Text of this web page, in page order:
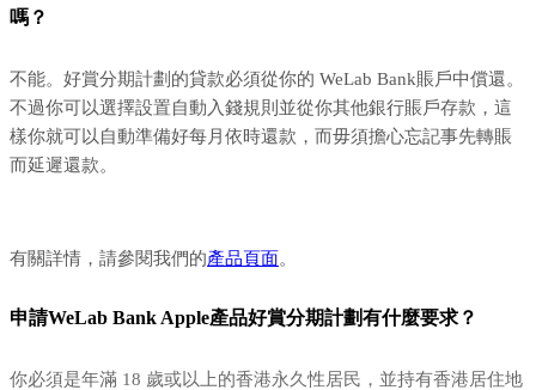
嗎？
不能。好賞分期計劃的貸款必須從你的 WeLab Bank賬戶中償還。
不過你可以選擇設置自動入錢規則並從你其他銀行賬戶存款，這
樣你就可以自動準備好每月依時還款，而毋須擔心忘記事先轉賬
而延遲還款。
有關詳情，請參閱我們的產品頁面。
申請WeLab Bank Apple產品好賞分期計劃有什麼要求？
你必須是年滿 18 歲或以上的香港永久性居民，並持有香港居住地